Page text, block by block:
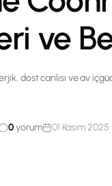
ve
dost canlısı ve av
0yorum 01 Kasım 2025